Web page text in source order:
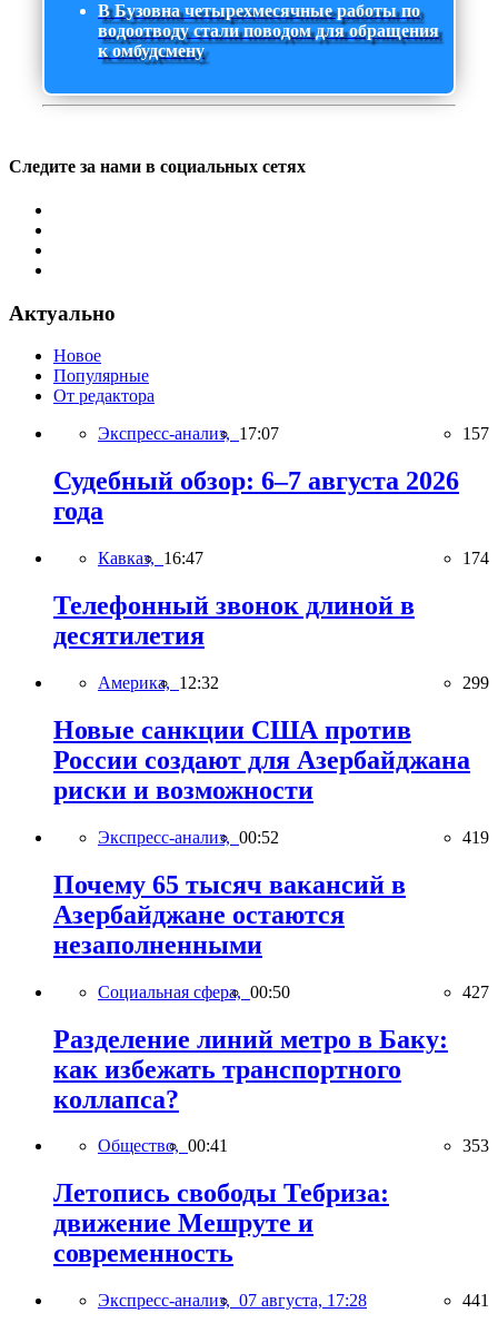
В Бузовна четырехмесячные работы по
водоотводу стали поводом для обращения
к омбудсмену
Следите за нами в социальных сетях
Актуально
Новое
Популярные
От редактора
Экспресс-анализ, 17:07 157
Судебный обзор: 6–7 августа 2026
года
Кавказ, 16:47 174
Телефонный звонок длиной в
десятилетия
Америка, 12:32 299
Новые санкции США против
России создают для Азербайджана
риски и возможности
Экспресс-анализ, 00:52 419
Почему 65 тысяч вакансий в
Азербайджане остаются
незаполненными
Социальная сфера, 00:50 427
Разделение линий метро в Баку:
как избежать транспортного
коллапса?
Общество, 00:41 353
Летопись свободы Тебриза:
движение Мешруте и
современность
Экспресс-анализ, 07 августа, 17:28 441